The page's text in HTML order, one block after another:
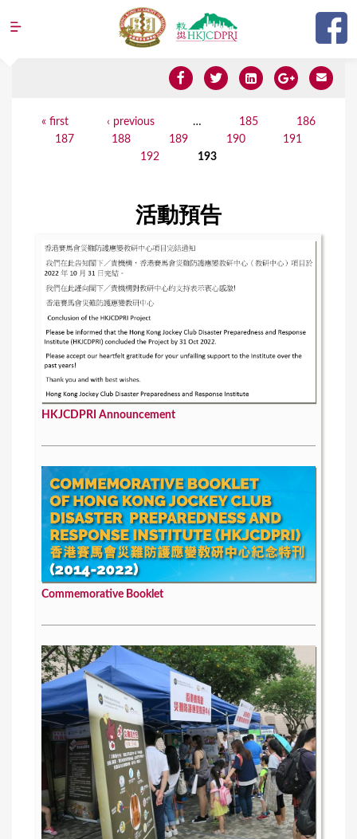
Jump to navigation
« first ‹ previous … 185
186
187
188 189 190
191
192
193
活動預告
HKJCDPRI Announcement
Commemorative Booklet